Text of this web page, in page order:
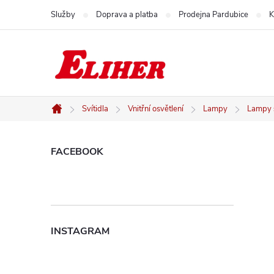
Služby Doprava a platba Prodejna Pardubice
Domů
Svítidla Vnitřní osvětlení Lampy Lampy
P
s
FACEBOOK
INSTAGRAM